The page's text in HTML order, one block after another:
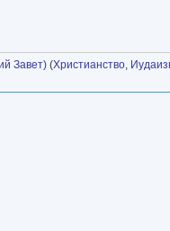
Завет) (Христианство,